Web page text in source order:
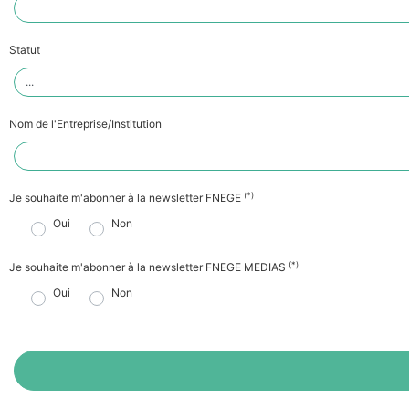
Statut
Nom de l'Entreprise/Institution
Je souhaite m'abonner à la newsletter FNEGE (*)
Oui Non
Je souhaite m'abonner à la newsletter FNEGE MEDIAS (*)
Oui Non